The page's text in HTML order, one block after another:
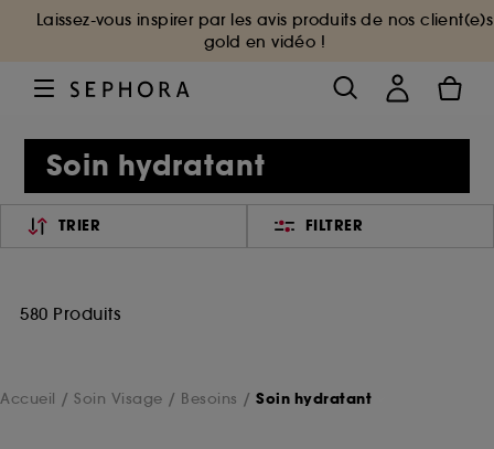
Laissez-vous inspirer par les avis produits de nos client(e)s
gold en vidéo !
Soin hydratant
TRIER FILTRER
580 Produits
Accueil Soin Visage Besoins Soin hydratant